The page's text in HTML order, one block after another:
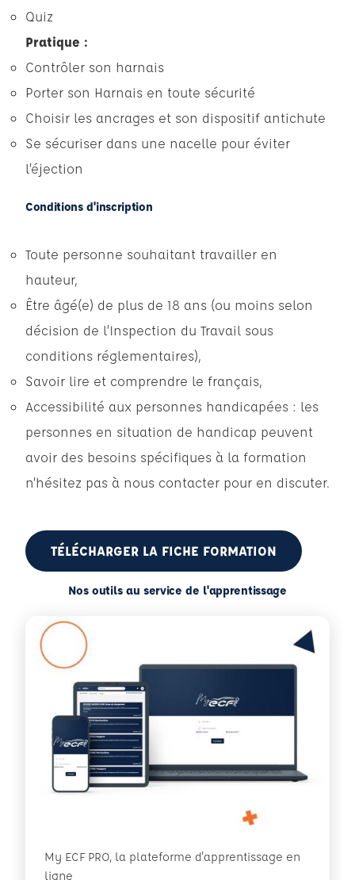
Quiz
Pratique :
Contrôler son harnais
Porter son Harnais en toute sécurité
Choisir les ancrages et son dispositif antichute
Se sécuriser dans une nacelle pour éviter
l’éjection
Conditions d'inscription
Toute personne souhaitant travailler en
hauteur,
Être âgé(e) de plus de 18 ans (ou moins selon
décision de l’Inspection du Travail sous
conditions réglementaires),
Savoir lire et comprendre le français,
Accessibilité aux personnes handicapées : les
personnes en situation de handicap peuvent
avoir des besoins spécifiques à la formation
n’hésitez pas à nous contacter pour en discuter.
TÉLÉCHARGER LA FICHE FORMATION
Nos outils au service de l'apprentissage
My ECF PRO, la plateforme d'apprentissage en
ligne